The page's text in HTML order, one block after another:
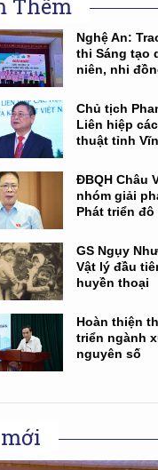
Thêm
Nghệ An:
thi Sáng tạo
niên, nhi
Chủ tịch
Liên hiệp
thuật tỉnh
ĐBQH Châu
nhóm giải
Phát triển đô
GS Ngụy
Vật lý đầu
huyền thoại
Hoàn thiện
triển ngành
nguyên số